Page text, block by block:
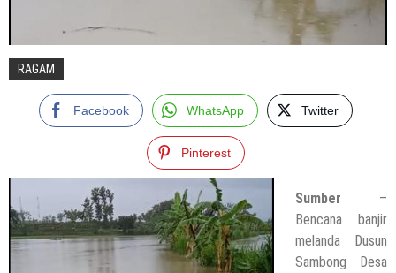
RAGAM
Facebook WhatsApp Twitter
Pinterest
Sumber –
Bencana banjir
melanda Dusun
Sambong Desa